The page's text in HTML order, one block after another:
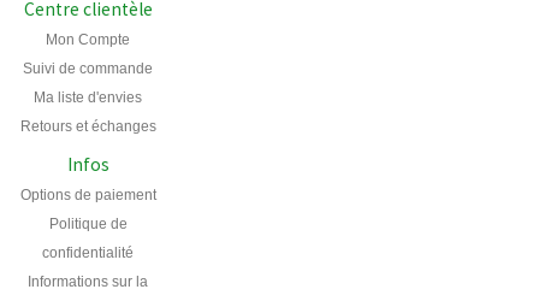
Centre clientèle
Mon Compte
Suivi de commande
Ma liste d'envies
Retours et échanges
Infos
Options de paiement
Politique de
confidentialité
Informations sur la